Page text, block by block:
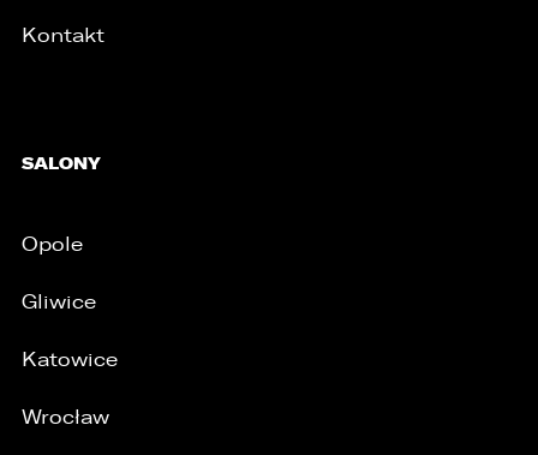
Kontakt
SALONY
Opole
Gliwice
Katowice
Wrocław